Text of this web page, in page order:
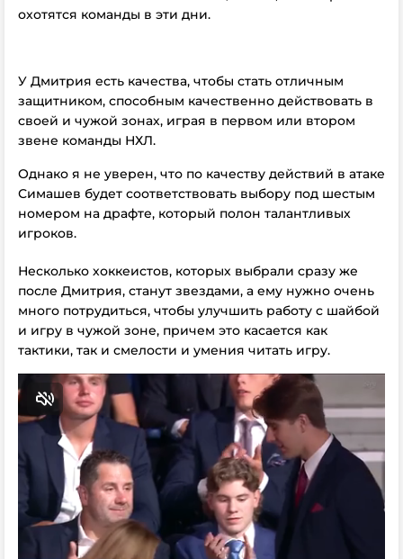
охотятся команды в эти дни.
У Дмитрия есть качества, чтобы стать отличным
защитником, способным качественно действовать в
своей и чужой зонах, играя в первом или втором
звене команды НХЛ.
Однако я не уверен, что по качеству действий в атаке
Симашев будет соответствовать выбору под шестым
номером на драфте, который полон талантливых
игроков.
Несколько хоккеистов, которых выбрали сразу же
после Дмитрия, станут звездами, а ему нужно очень
много потрудиться, чтобы улучшить работу с шайбой
и игру в чужой зоне, причем это касается как
тактики, так и смелости и умения читать игру.